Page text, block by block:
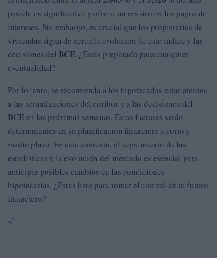
pasado es significativa y ofrece un respiro en los pagos de
intereses. Sin embargo, es crucial que los propietarios de
viviendas sigan de cerca la evolución de este índice y las
decisiones del BCE. ¿Estás preparado para cualquier
eventualidad?
Por lo tanto, se recomienda a los hipotecados estar atentos
a las actualizaciones del euríbor y a las decisiones del
BCEen las próximas semanas. Estos factores serán
determinantes en su planificación financiera a corto y
medio plazo. En este contexto, el seguimiento de las
estadísticas y la evolución del mercado es esencial para
anticipar posibles cambios en las condiciones
hipotecarias. ¿Estás listo para tomar el control de tu futuro
financiero?
«`